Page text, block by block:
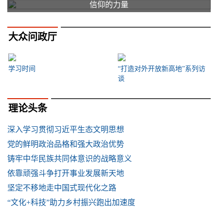
信仰的力量
大众问政厅
学习时间
“打造对外开放新高地”系列访
谈
理论头条
深入学习贯彻习近平生态文明思想
党的鲜明政治品格和强大政治优势
铸牢中华民族共同体意识的战略意义
依靠顽强斗争打开事业发展新天地
坚定不移地走中国式现代化之路
“文化+科技”助力乡村振兴跑出加速度